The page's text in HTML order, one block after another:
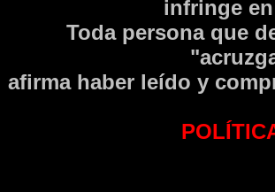
infringe
Toda persona que
afirma haber leí­do y